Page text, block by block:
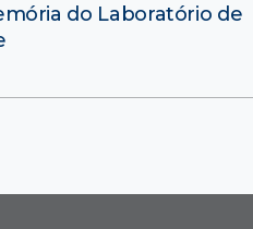
do Laboratório de